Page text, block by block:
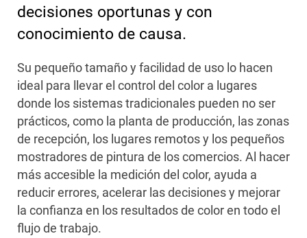
decisiones oportunas y con
conocimiento de causa.
Su pequeño tamaño y facilidad de uso lo hacen
ideal para llevar el control del color a lugares
donde los sistemas tradicionales pueden no ser
prácticos, como la planta de producción, las zonas
de recepción, los lugares remotos y los pequeños
mostradores de pintura de los comercios. Al hacer
más accesible la medición del color, ayuda a
reducir errores, acelerar las decisiones y mejorar
la confianza en los resultados de color en todo el
flujo de trabajo.